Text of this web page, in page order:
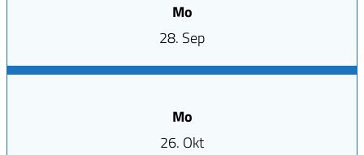
Mo
28. Sep
Mo
26. Okt